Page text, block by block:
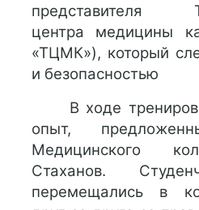
представителя
центра медицины
«ТЦМК»), который
и безопасностью
В ходе
опыт,
Медицинского
Стаханов.
перемещались в